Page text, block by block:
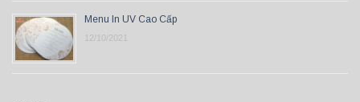
Menu In UV Cao Cấp
12/10/2021